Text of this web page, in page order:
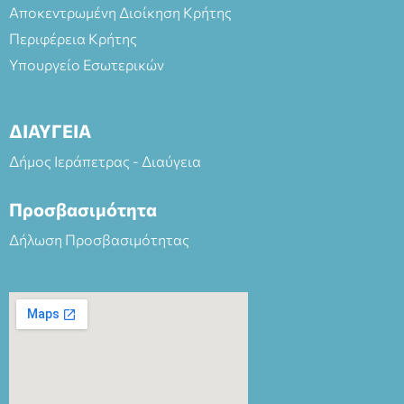
Αποκεντρωμένη Διοίκηση Κρήτης
Περιφέρεια Κρήτης
Υπουργείο Εσωτερικών
ΔΙΑΥΓΕΙΑ
Δήμος Ιεράπετρας - Διαύγεια
Προσβασιμότητα
Δήλωση Προσβασιμότητας